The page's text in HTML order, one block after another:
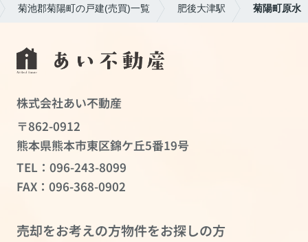
菊池郡菊陽町の戸建(売買)一覧 肥後大津駅 菊陽町原水
株式会社あい不動産
〒862-0912
熊本県熊本市東区錦ケ丘5番19号
TEL： 096-243-8099
FAX：096-368-0902
売却をお考えの方物件をお探しの方